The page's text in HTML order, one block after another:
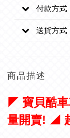
付款方式
送貨方式
商品描述
◤ 寶貝酷車
量開賣! ◢